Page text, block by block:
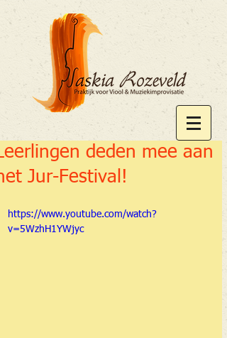
deden mee aan
Jur-Festival!
https://www.youtube.com/watch?
v=5WzhH1YWjyc